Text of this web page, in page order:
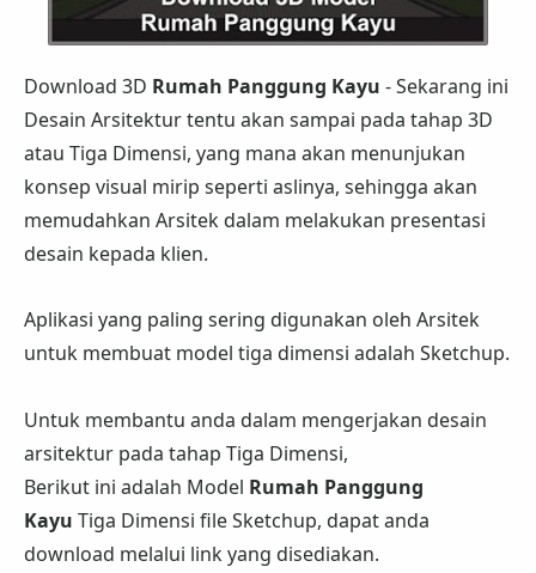
Download 3D Rumah Panggung Kayu - Sekarang ini
Desain Arsitektur tentu akan sampai pada tahap 3D
atau Tiga Dimensi, yang mana akan menunjukan
konsep visual mirip seperti aslinya, sehingga akan
memudahkan Arsitek dalam melakukan presentasi
desain kepada klien.
Aplikasi yang paling sering digunakan oleh Arsitek
untuk membuat model tiga dimensi adalah Sketchup.
Untuk membantu anda dalam mengerjakan desain
arsitektur pada tahap Tiga Dimensi,
Berikut ini adalah Model Rumah Panggung
Kayu Tiga Dimensi file Sketchup, dapat anda
download melalui link yang disediakan.